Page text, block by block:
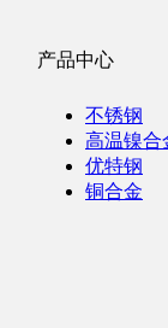
产品中心
不锈钢
高温镍合
优特钢
铜合金